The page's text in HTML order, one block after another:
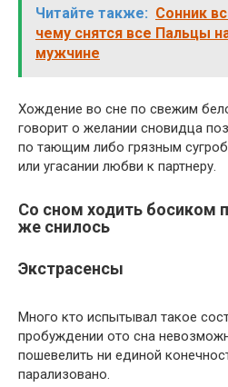
Читайте также: Сонник
чему снятся все Пальцы
мужчине
Хождение во сне по свежим
говорит о желании сновидца
по тающим либо грязным
или угасании любви к партнеру.
Со сном ходить босиком
же снилось
Экстрасенсы
Много кто испытывал такое
пробуждении ото сна
пошевелить ни единой
парализовано.